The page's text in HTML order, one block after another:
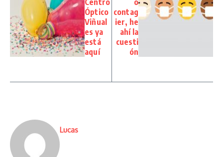
Centro
Óptico
Viñual
es ya
está
aquí
o
contag
ier, he
ahí la
cuesti
ón
Lucas